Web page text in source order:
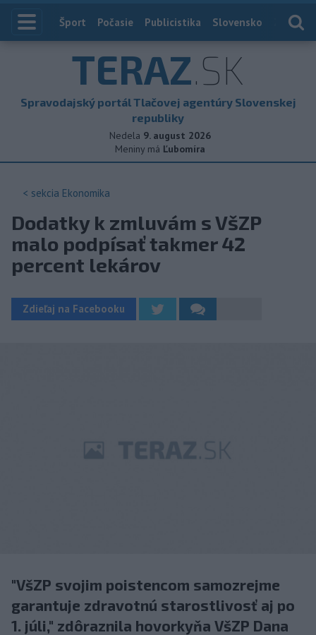
Index
Šport Počasie Publicistika Slovensko
TERAZ.SK
Spravodajský portál Tlačovej agentúry Slovenskej
republiky
Nedela 9. august 2026
Meniny má Ľubomíra
< sekcia Ekonomika
Dodatky k zmluvám s VšZP
malo podpísať takmer 42
percent lekárov
Zdieľaj na Facebooku
"VšZP svojim poistencom samozrejme
garantuje zdravotnú starostlivosť aj po
1. júli," zdôraznila hovorkyňa VšZP Dana